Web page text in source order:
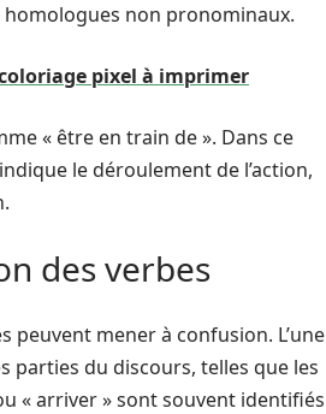
non pronominaux.
pixel à imprimer
« être en train de ». Dans ce
le déroulement de l’action,
des verbes
peuvent mener à confusion. L’une
parties du discours, telles que les
« arriver » sont souvent identifiés